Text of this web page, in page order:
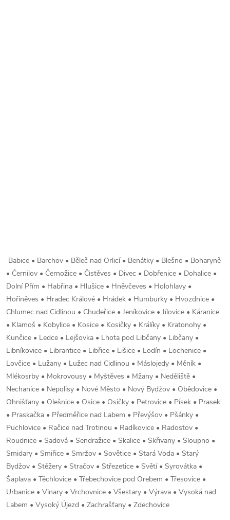
Babice • Barchov • Běleč nad Orlicí • Benátky • Blešno • Boharyně
• Černilov • Černožice • Čistěves • Divec • Dobřenice • Dohalice •
Dolní Přím • Habřina • Hlušice • Hněvčeves • Holohlavy •
Hořiněves • Hradec Králové • Hrádek • Humburky • Hvozdnice •
Chlumec nad Cidlinou • Chudeřice • Jeníkovice • Jílovice • Káranice
• Klamoš • Kobylice • Kosice • Kosičky • Králíky • Kratonohy •
Kunčice • Ledce • Lejšovka • Lhota pod Libčany • Libčany •
Libníkovice • Librantice • Libřice • Lišice • Lodín • Lochenice •
Lovčice • Lužany • Lužec nad Cidlinou • Máslojedy • Měník •
Mlékosrby • Mokrovousy • Myštěves • Mžany • Neděliště •
Nechanice • Nepolisy • Nové Město • Nový Bydžov • Obědovice •
Ohnišťany • Olešnice • Osice • Osičky • Petrovice • Písek • Prasek
• Praskačka • Předměřice nad Labem • Převýšov • Pšánky •
Puchlovice • Račice nad Trotinou • Radíkovice • Radostov •
Roudnice • Sadová • Sendražice • Skalice • Skřivany • Sloupno •
Smidary • Smiřice • Smržov • Sovětice • Stará Voda • Starý
Bydžov • Stěžery • Stračov • Střezetice • Světí • Syrovátka •
Šaplava • Těchlovice • Třebechovice pod Orebem • Třesovice •
Urbanice • Vinary • Vrchovnice • Všestary • Výrava • Vysoká nad
Labem • Vysoký Újezd • Zachrašťany • Zdechovice